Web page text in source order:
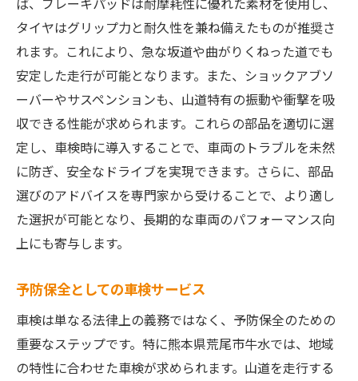
タイヤはグリップ力と耐久性を兼ね備えたものが推奨さ
れます。これにより、急な坂道や曲がりくねった道でも
安定した走行が可能となります。また、ショックアブソ
ーバーやサスペンションも、山道特有の振動や衝撃を吸
収できる性能が求められます。これらの部品を適切に選
定し、車検時に導入することで、車両のトラブルを未然
に防ぎ、安全なドライブを実現できます。さらに、部品
選びのアドバイスを専門家から受けることで、より適し
た選択が可能となり、長期的な車両のパフォーマンス向
上にも寄与します。
予防保全としての車検サービス
車検は単なる法律上の義務ではなく、予防保全のための
重要なステップです。特に熊本県荒尾市牛水では、地域
の特性に合わせた車検が求められます。山道を走行する